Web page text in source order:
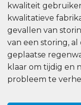
kwaliteit
kwalitatieve
gevallen van
van een storing,
geplaatse
klaar om tijdig en
probleem te